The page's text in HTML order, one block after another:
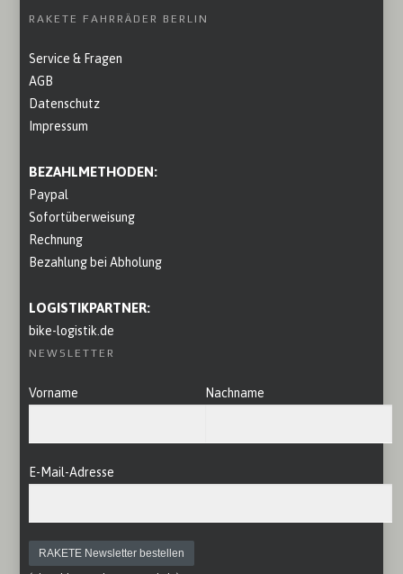
RAKETE FAHRRÄDER BERLIN
Service & Fragen
AGB
Datenschutz
Impressum
BEZAHLMETHODEN:
Paypal
Sofortüberweisung
Rechnung
Bezahlung bei Abholung
LOGISTIKPARTNER:
bike-logistik.de
NEWSLETTER
Vorname Nachname
E-Mail-Adresse